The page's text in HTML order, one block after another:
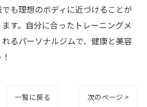
も理想のボディに近づけることが
す。自分に合ったトレーニングメ
るパーソナルジムで、健康と美容
一覧に戻る 次のページ >